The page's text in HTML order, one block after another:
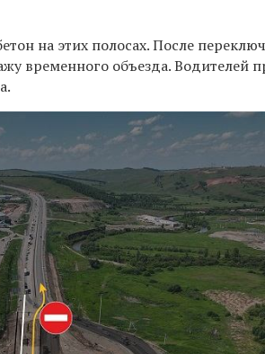
на этих полосах. После
временного объезда. Водителей